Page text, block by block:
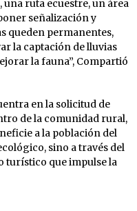
una ruta ecuestre, un área
señalización y
queden permanentes,
la captación de lluvias
la fauna”, Compartió
en la solicitud de
de la comunidad rural,
a la población del
sino a través del
turístico que impulse la